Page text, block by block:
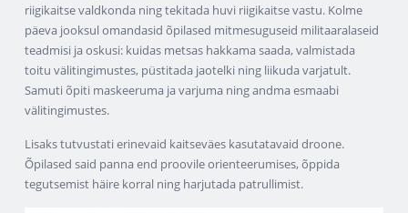
riigikaitse valdkonda ning tekitada huvi riigikaitse vastu. Kolme
päeva jooksul omandasid õpilased mitmesuguseid militaaralaseid
teadmisi ja oskusi: kuidas metsas hakkama saada, valmistada
toitu välitingimustes, püstitada jaotelki ning liikuda varjatult.
Samuti õpiti maskeeruma ja varjuma ning andma esmaabi
välitingimustes.
Lisaks tutvustati erinevaid kaitseväes kasutatavaid droone.
Õpilased said panna end proovile orienteerumises, õppida
tegutsemist häire korral ning harjutada patrullimist.